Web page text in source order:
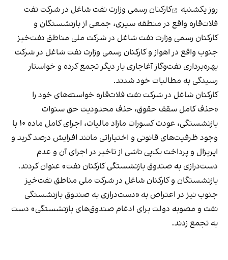
روز ‌یکشنبه
کارکنان رسمی وزارت نفت شاغل در شرکت نفت
فلات‌قاره واقع در منطقه سیری، جمعی از بازنشستگان و
کارکنان رسمی وزارت نفت شاغل در شرکت ملی مناطق نفت‌خیز
جنوب واقع در اهواز و کارکنان رسمی وزارت نفت شاغل در شرکت
بهره‌برداری نفت‌وگاز آغاجاری بار دیگر تجمع کرده و خواستار
رسیدگی به مطالبات خود شدند.
کارکنان شاغل در شرکت نفت فلات‌قاره خواسته‌های خود را
«حذف کامل سقف حقوق، حذف محدودیت حق سنوات
بازنشستگی، عودت کسورات مازاد مالیات، اجرای کامل ماده ۱۰ با
وجود ظرفیت‌های قانونی و اختیاراتی مانند افزایش درصد گرید و
اپریزال و پرداخت بک‌پی ناشی از تاخیر در اجرای آن و عدم
دست‌درازی به صندوق بازنشستگی کارکنان نفت» عنوان کردند.
بازنشستگان و کارکنان شاغل در شرکت ملی مناطق نفت‌خیز
جنوب نیز در اعتراض به «دست‌درازی به صندوق بازنشستگی
نفت و مصوبه دولت برای ادغام صندوق‌های بازنشستگی» دست
به تجمع زدند.